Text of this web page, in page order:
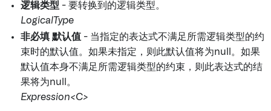
逻辑类型 - 要转换到的逻辑类型。
LogicalType
非必填 默认值 - 当指定的表达式不满足所需逻辑类型的约
束时的默认值。如果未指定，则此默认值将为null。如果
默认值本身不满足所需逻辑类型的约束，则此表达式的结
果将为null。
Expression<C>